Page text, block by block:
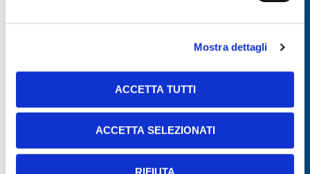
Mostra dettagli
ACCETTA TUTTI
ACCETTA SELEZIONATI
RIFIUTA
MECHANISMS FOR FIXED SHUTTERS
BLADES